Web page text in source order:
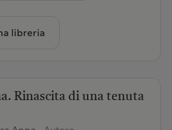
libreria
Rinascita di una tenuta